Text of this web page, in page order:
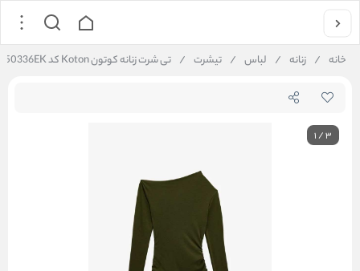
خانه / زنانه / لباس / تیشرت / تی شرت زنانه کوتون Koton کد 6WAK50336EK
1/3